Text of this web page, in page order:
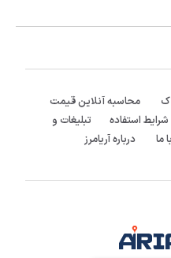
محاسبه آنلاین قیمت
استفاده
تبلیغات و
ما درباره آریامرز